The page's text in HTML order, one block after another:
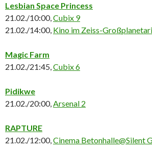
Lesbian Space Princess
21.02./10:00,Cubix 9
21.02./14:00, Kino im Zeiss-
Magic Farm
21.02./21:45,Cubix 6
Pidikwe
21.02./20:00,Arsenal 2
RAPTURE
21.02./12:00,Cinema Betonhalle@Silent